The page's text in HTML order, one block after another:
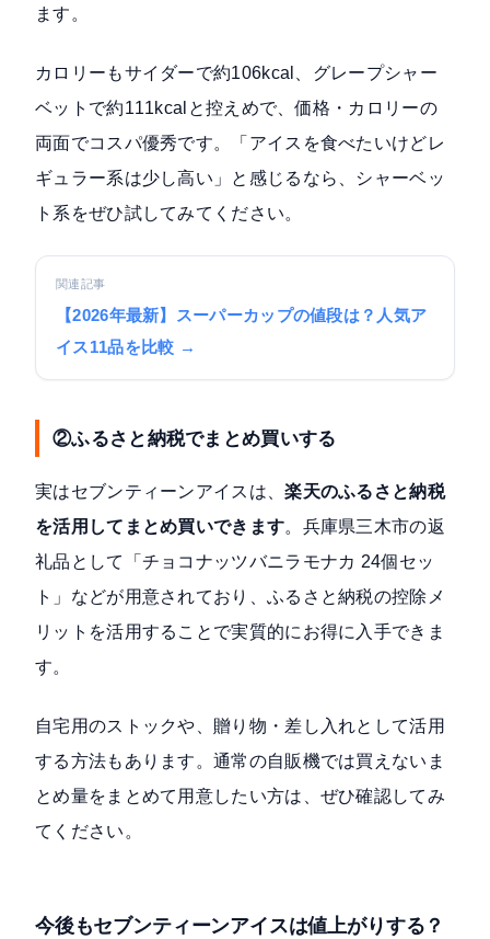
ます。
カロリーもサイダーで約106kcal、グレープシャー
ベットで約111kcalと控えめで、価格・カロリーの
両面でコスパ優秀です。「アイスを食べたいけどレ
ギュラー系は少し高い」と感じるなら、シャーベッ
ト系をぜひ試してみてください。
関連記事
【2026年最新】スーパーカップの値段は？人気ア
イス11品を比較 →
②ふるさと納税でまとめ買いする
実はセブンティーンアイスは、楽天のふるさと納税
を活用してまとめ買いできます。兵庫県三木市の返
礼品として「チョコナッツバニラモナカ 24個セッ
ト」などが用意されており、ふるさと納税の控除メ
リットを活用することで実質的にお得に入手できま
す。
自宅用のストックや、贈り物・差し入れとして活用
する方法もあります。通常の自販機では買えないま
とめ量をまとめて用意したい方は、ぜひ確認してみ
てください。
今後もセブンティーンアイスは値上がりする？